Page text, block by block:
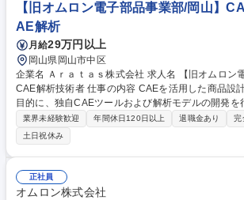
【旧オムロン電子部品事業部/岡山】
AE解析
月給29万円以上
岡山県岡山市中区
企業名 Ａｒａｔａｓ株式会社 求人名 【旧オムロン電子部品事業部/岡山】
CAE解析技術者 仕事の内容 CAEを活用した商品設計の高度化と短期化を
目的に、独自CAEツールおよび解析モデルの開発を
対象となる機構部品の動作や構造特性を物理的な計
デルとして構築・検証します。 さらに、その解析ロジックを設計者が使い
やすい形でツール化し、商品設計の上流段階から
境の構築を担っていただきます。これにより、設計
減・商品力強化を実現します。 【使用する開発言語
等】■各種3D-CAEツール（構造解析・電磁場解析・
業界未経験歓迎 年間休日120日以上 退職金あり
完
土日祝休み
正社員
オムロン株式会社